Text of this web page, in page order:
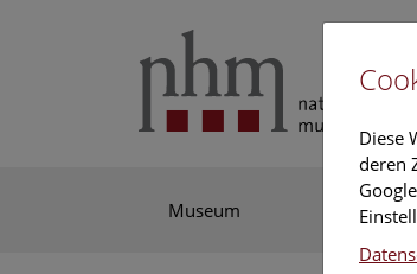
Museum Ausstellung
Diese
deren